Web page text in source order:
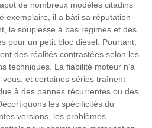
de nombreux modèles citadins
exemplaire, il a bâti sa réputation
la souplesse à bas régimes et des
pour un petit bloc diesel. Pourtant,
des réalités contrastées selon les
techniques. La fiabilité moteur n’a
et certaines séries traînent
à des pannes récurrentes ou des
les spécificités du
versions, les problèmes